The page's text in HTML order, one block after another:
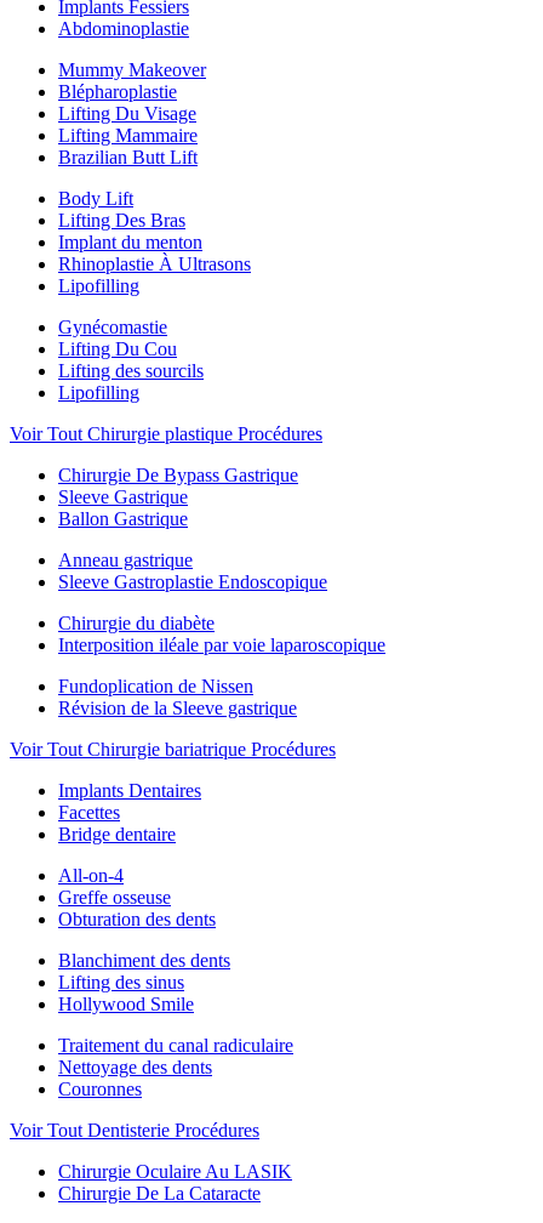
Implants Fessiers
Abdominoplastie
Mummy Makeover
Blépharoplastie
Lifting Du Visage
Lifting Mammaire
Brazilian Butt Lift
Body Lift
Lifting Des Bras
Implant du menton
Rhinoplastie À Ultrasons
Lipofilling
Gynécomastie
Lifting Du Cou
Lifting des sourcils
Lipofilling
Voir Tout Chirurgie plastique Procédures
Chirurgie De Bypass Gastrique
Sleeve Gastrique
Ballon Gastrique
Anneau gastrique
Sleeve Gastroplastie Endoscopique
Chirurgie du diabète
Interposition iléale par voie laparoscopique
Fundoplication de Nissen
Révision de la Sleeve gastrique
Voir Tout Chirurgie bariatrique Procédures
Implants Dentaires
Facettes
Bridge dentaire
All-on-4
Greffe osseuse
Obturation des dents
Blanchiment des dents
Lifting des sinus
Hollywood Smile
Traitement du canal radiculaire
Nettoyage des dents
Couronnes
Voir Tout Dentisterie Procédures
Chirurgie Oculaire Au LASIK
Chirurgie De La Cataracte